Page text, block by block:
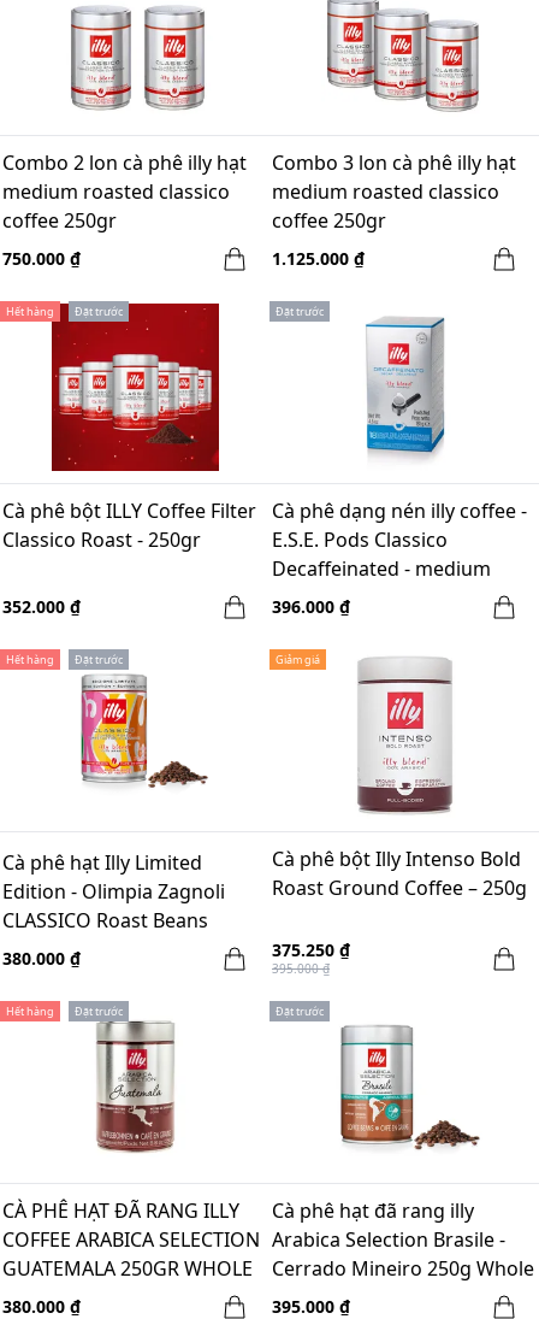
Combo 2 lon cà phê illy hạt
medium roasted classico
coffee 250gr
750.000 ₫
Combo 3 lon cà phê illy hạt
medium roasted classico
coffee 250gr
1.125.000 ₫
Hết hàng Đặt trước
Cà phê bột ILLY Coffee Filter
Classico Roast - 250gr
352.000 ₫
Đặt trước
Cà phê dạng nén illy coffee -
E.S.E. Pods Classico
Decaffeinated - medium
roast - 18 pods/hộp
396.000 ₫
Hết hàng Đặt trước
Cà phê hạt Illy Limited
Edition - Olimpia Zagnoli
CLASSICO Roast Beans
380.000 ₫
Giảm giá
Cà phê bột Illy Intenso Bold
Roast Ground Coffee – 250g
375.250 ₫
395.000 ₫
Hết hàng Đặt trước
CÀ PHÊ HẠT ĐÃ RANG ILLY
COFFEE ARABICA SELECTION
GUATEMALA 250GR WHOLE
BEAN
380.000 ₫
Đặt trước
Cà phê hạt đã rang illy
Arabica Selection Brasile -
Cerrado Mineiro 250g Whole
Bean
395.000 ₫